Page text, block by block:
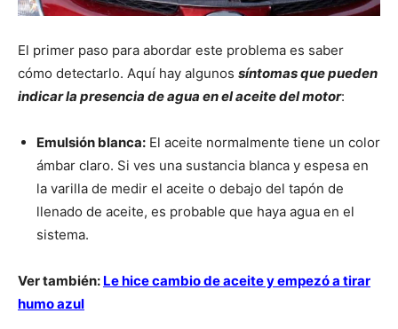
El primer paso para abordar este problema es saber
cómo detectarlo. Aquí hay algunos síntomas que pueden
indicar la presencia de agua en el aceite del motor:
Emulsión blanca: El aceite normalmente tiene un color
ámbar claro. Si ves una sustancia blanca y espesa en
la varilla de medir el aceite o debajo del tapón de
llenado de aceite, es probable que haya agua en el
sistema.
Ver también: Le hice cambio de aceite y empezó a tirar
humo azul